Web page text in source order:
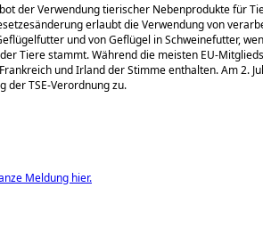
der Verwendung tierischer Nebenprodukte für
erlaubt die Verwendung von
und von Geflügel in Schweinefutter,
Tiere stammt. Während die meisten EU-
und Irland der Stimme enthalten. Am 2.
der TSE-Verordnung zu.
Meldung hier.